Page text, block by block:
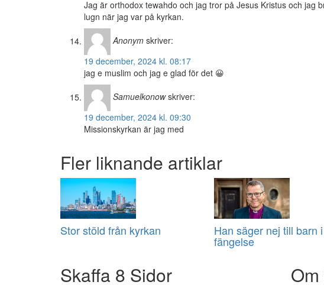
Jag är orthodox tewahdo och jag tror på Jesus Kristus och jag
lugn när jag var på kyrkan.
Anonym skriver:
19 december, 2024 kl. 08:17
jag e muslim och jag e glad för det 😀
Samuelkonow skriver:
19 december, 2024 kl. 09:30
Missionskyrkan är jag med
Fler liknande artiklar
Stor stöld från kyrkan Han säger nej till barn i
fängelse
Skaffa 8 Sidor